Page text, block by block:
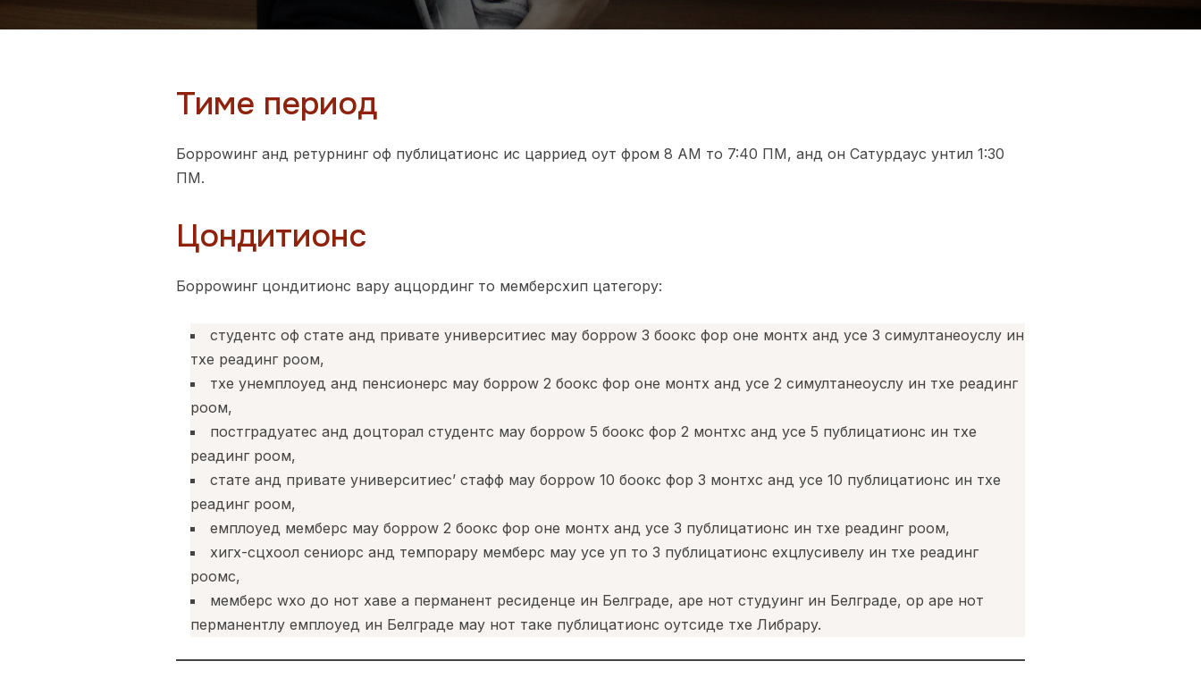
Тиме период
Борроwинг анд ретурнинг оф публицатионс ис царриед оут фром 8 АМ то 7:40 ПМ, анд он Сатурдаyс унтил 1:30
ПМ.
Цондитионс
Борроwинг цондитионс варy аццординг то мемберсхип цатегорy:
студентс оф стате анд привате университиес маy борроw 3 боокс фор оне монтх анд усе 3 симултанеоуслy ин
тхе реадинг роом,
тхе унемплоyед анд пенсионерс маy борроw 2 боокс фор оне монтх анд усе 2 симултанеоуслy ин тхе реадинг
роом,
постградуатес анд доцторал студентс маy борроw 5 боокс фор 2 монтхс анд усе 5 публицатионс ин тхе
реадинг роом,
стате анд привате университиес’ стафф маy борроw 10 боокс фор 3 монтхс анд усе 10 публицатионс ин тхе
реадинг роом,
емплоyед мемберс маy борроw 2 боокс фор оне монтх анд усе 3 публицатионс ин тхе реадинг роом,
хигх-сцхоол сениорс анд темпорарy мемберс маy усе уп то 3 публицатионс еxцлусивелy ин тхе реадинг
роомс,
мемберс wхо до нот хаве а перманент ресиденце ин Белграде, аре нот студyинг ин Белграде, ор аре нот
перманентлy емплоyед ин Белграде маy нот таке публицатионс оутсиде тхе Либрарy.